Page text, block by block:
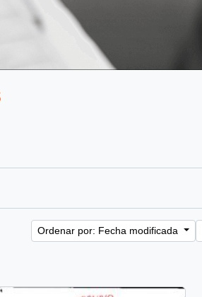
Ordenar por: Fecha modificada